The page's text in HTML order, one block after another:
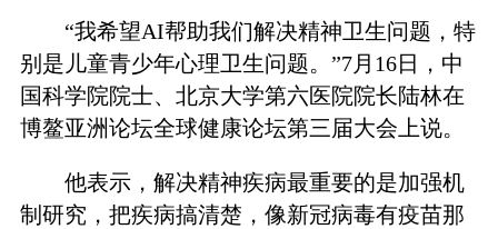
“我希望AI帮助我们解决精神卫生问题，特
别是儿童青少年心理卫生问题。”7月16日，中
国科学院院士、北京大学第六医院院长陆林在
博鳌亚洲论坛全球健康论坛第三届大会上说。
他表示，解决精神疾病最重要的是加强机
制研究，把疾病搞清楚，像新冠病毒有疫苗那